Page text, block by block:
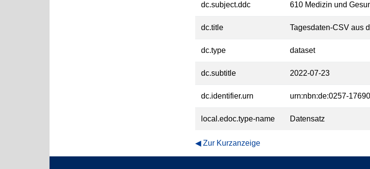
dc.subject.ddc 610 Medizin und
dc.title Tagesdaten-CSV aus
dc.type dataset
dc.subtitle 2022-07-23
dc.identifier.urn urn:nbn:de:0257-
local.edoc.type-name Datensatz
Zur Kurzanzeige